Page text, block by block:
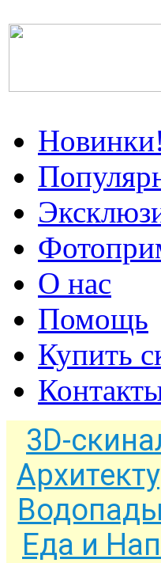
Новинки!
О нас
Помощь
Купить
3D-
Водопады
Еда и